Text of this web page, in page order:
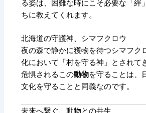
る姿は、困難な時にこそ必要な「絆
ちに教えてくれます。
北海道の守護神、シマフクロウ
夜の森で静かに獲物を待つシマフク
化において「村を守る神」とされて
危惧されるこの動物を守ることは、
文化を守ることと同義なのです。
未来へ繋ぐ、動物との共生